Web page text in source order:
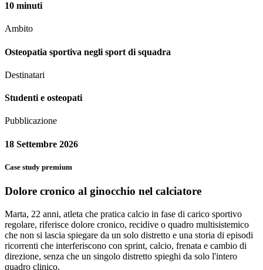
10 minuti
Ambito
Osteopatia sportiva negli sport di squadra
Destinatari
Studenti e osteopati
Pubblicazione
18 Settembre 2026
Case study premium
Dolore cronico al ginocchio nel calciatore
Marta, 22 anni, atleta che pratica calcio in fase di carico sportivo
regolare, riferisce dolore cronico, recidive o quadro multisistemico
che non si lascia spiegare da un solo distretto e una storia di episodi
ricorrenti che interferiscono con sprint, calcio, frenata e cambio di
direzione, senza che un singolo distretto spieghi da solo l'intero
quadro clinico.